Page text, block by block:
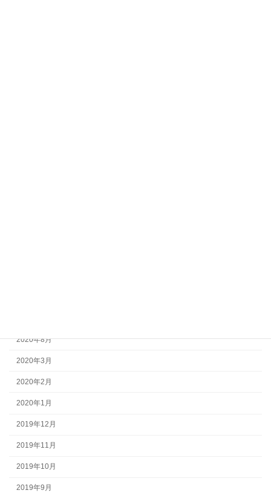
2020年8月
2020年3月
2020年2月
2020年1月
2019年12月
2019年11月
2019年10月
2019年9月